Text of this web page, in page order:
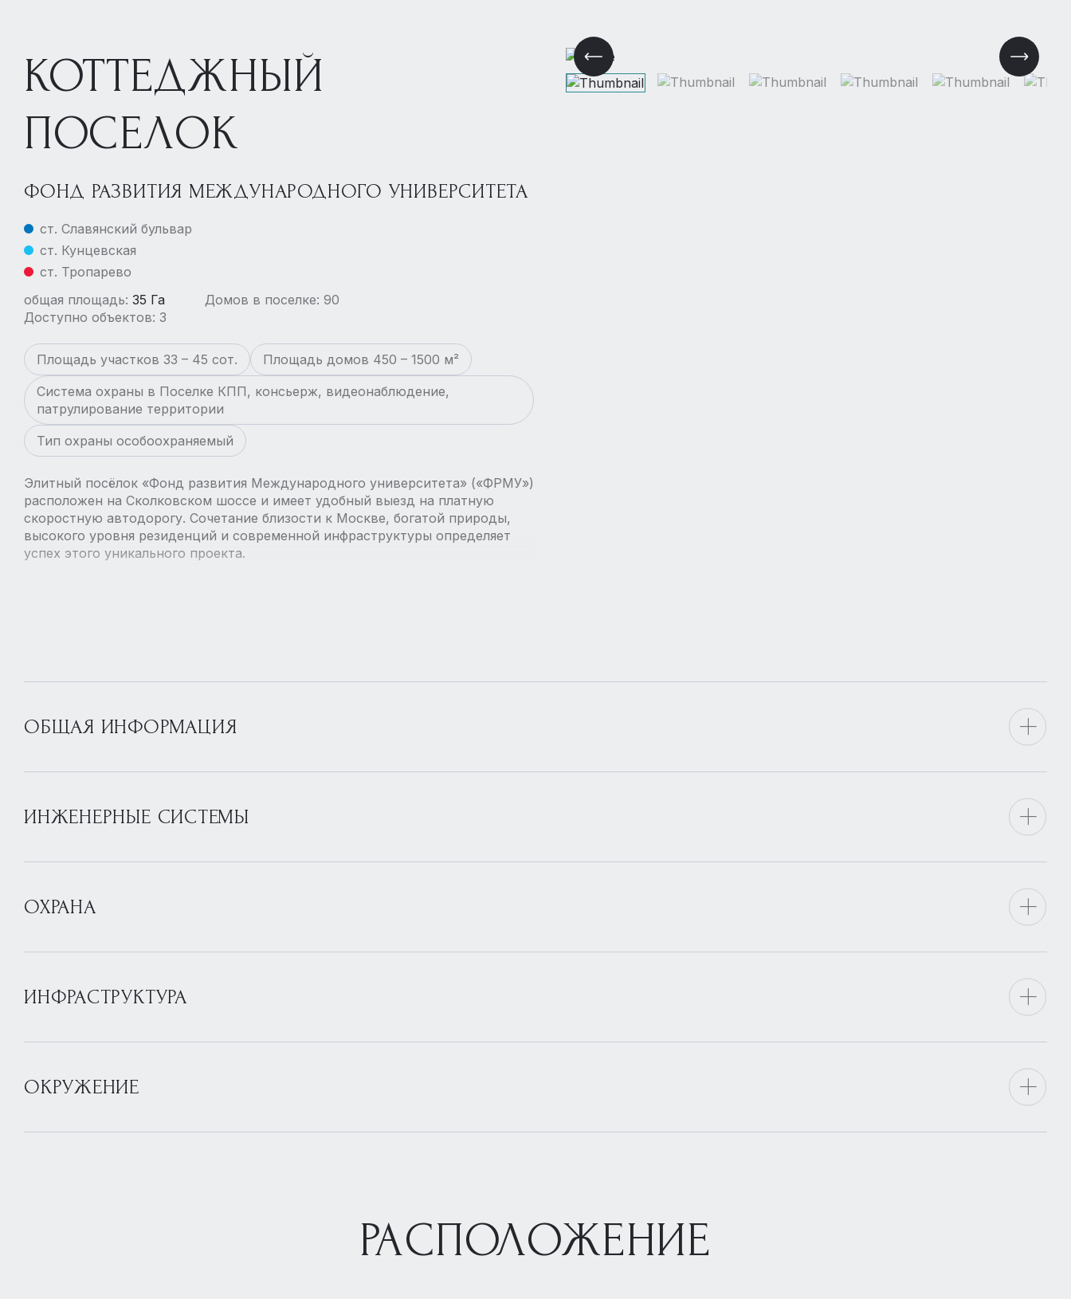
КОТТЕДЖНЫЙ
ПОСЕЛОК
ФОНД РАЗВИТИЯ МЕЖДУНАРОДНОГО УНИВЕРСИТЕТА
ст. Славянский бульвар
ст. Кунцевская
ст. Тропарево
общая площадь: 35 Га
Домов в поселке: 90
Доступно объектов: 3
Площадь участков 33 – 45 сот.
Площадь домов 450 – 1500 м²
Система охраны в Поселке КПП, консьерж, видеонаблюдение,
патрулирование территории
Тип охраны особоохраняемый
Элитный посёлок «Фонд развития Международного университета» («ФРМУ»)
расположен на Сколковском шоссе и имеет удобный выезд на платную
скоростную автодорогу. Сочетание близости к Москве, богатой природы,
высокого уровня резиденций и современной инфраструктуры определяет
успех этого уникального проекта.
ОБЩАЯ ИНФОРМАЦИЯ
ИНЖЕНЕРНЫЕ СИСТЕМЫ
ОХРАНА
ИНФРАСТРУКТУРА
ОКРУЖЕНИЕ
РАСПОЛОЖЕНИЕ